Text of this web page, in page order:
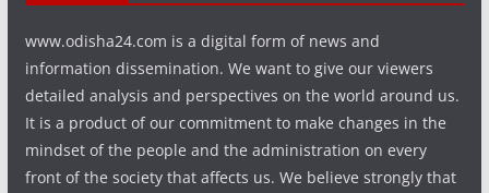
www.odisha24.com is a digital form of news and
information dissemination. We want to give our viewers
detailed analysis and perspectives on the world around us.
It is a product of our commitment to make changes in the
mindset of the people and the administration on every
front of the society that affects us. We believe strongly that